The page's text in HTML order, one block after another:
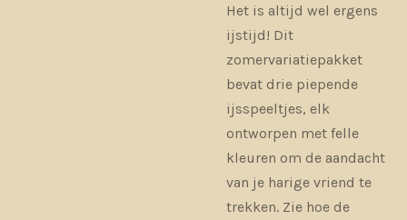
Het is altijd wel ergens
ijstijd! Dit
zomervariatiepakket
bevat drie piepende
ijsspeeltjes, elk
ontworpen met felle
kleuren om de aandacht
van je harige vriend te
trekken. Zie hoe de